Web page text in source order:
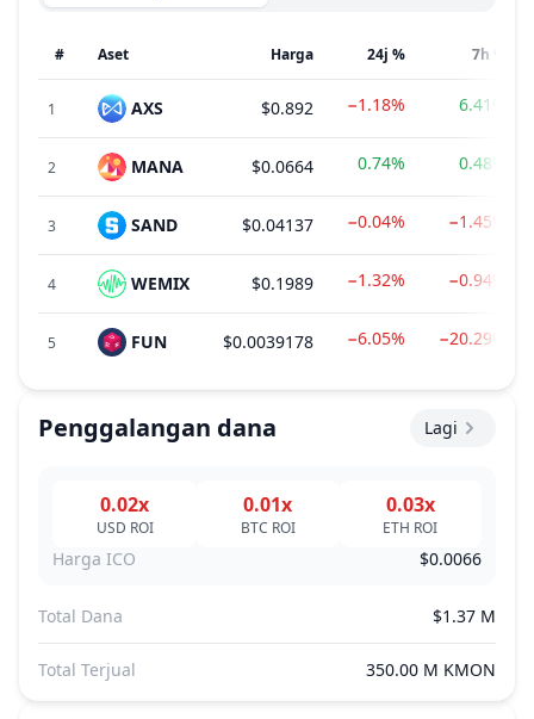
# Aset Harga 24j % 7h %
1 AXS $0.892 −1.18% 6.41%
2 MANA $0.0664 0.74% 0.48%
3 SAND $0.04137 −0.04% −1.45%
4 WEMIX $0.1989 −1.32% −0.94%
5 FUN $0.0039178 −6.05% −20.29%
Penggalangan dana Lagi
0.02x
USD ROI
0.01x
BTC ROI
0.03x
ETH ROI
Harga ICO $0.0066
Total Dana $1.37 M
Total Terjual 350.00 M KMON